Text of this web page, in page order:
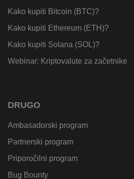
Kako kupiti Bitcoin (BTC)?
Kako kupiti Ethereum (ETH)?
Kako kupiti Solana (SOL)?
Webinar: Kriptovalute za začetnike
DRUGO
Ambasadorski program
Partnerski program
Priporočilni program
Bug Bounty